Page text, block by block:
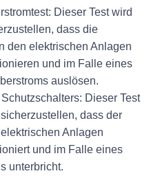
Dieser Test wird
dass die
den elektrischen Anlagen
und im Falle eines
auslösen.
Dieser Test
dass der
Anlagen
und im Falle eines
unterbricht.